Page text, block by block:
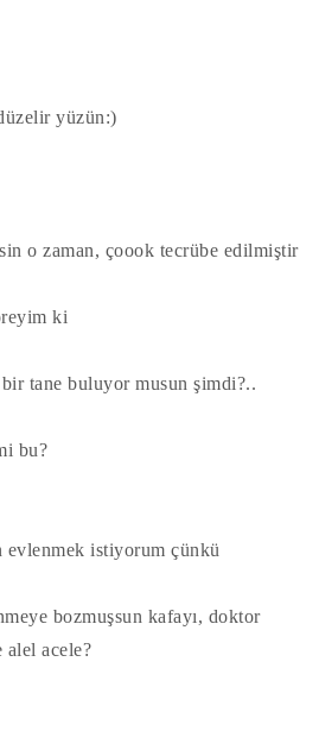
yüzün:)
o zaman, çoook tecrübe edilmiştir
ki
tane buluyor musun şimdi?..
bu?
evlenmek istiyorum çünkü
bozmuşsun kafayı, doktor
acele?